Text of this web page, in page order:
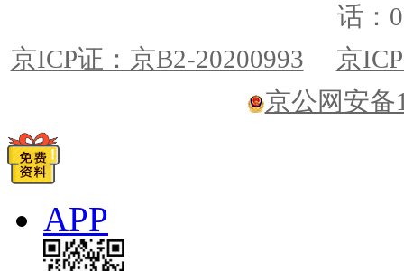
话：
京ICP证：京B2-20200993
京
京公网安备
APP